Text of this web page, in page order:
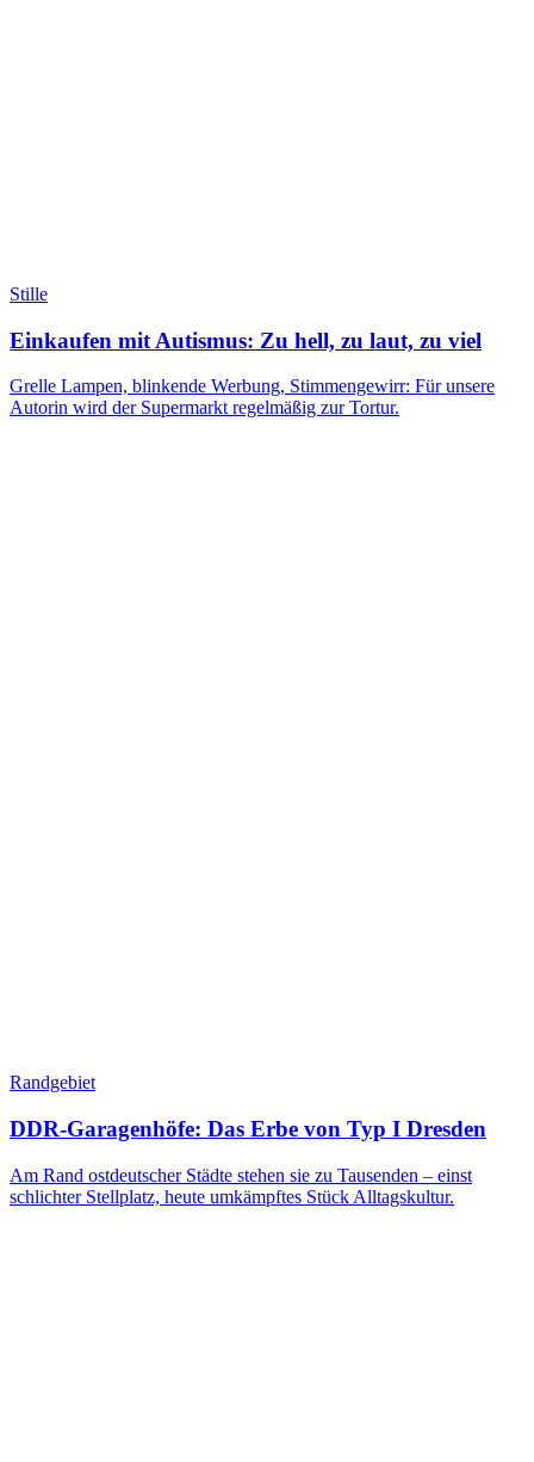
Stille
Einkaufen mit Autismus: Zu hell, zu laut, zu viel
Grelle Lampen, blinkende Werbung, Stimmengewirr: Für unsere
Autorin wird der Supermarkt regelmäßig zur Tortur.
Randgebiet
DDR-Garagenhöfe: Das Erbe von Typ I Dresden
Am Rand ostdeutscher Städte stehen sie zu Tausenden – einst
schlichter Stellplatz, heute umkämpftes Stück Alltagskultur.